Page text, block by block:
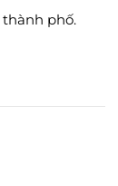
thành phố.